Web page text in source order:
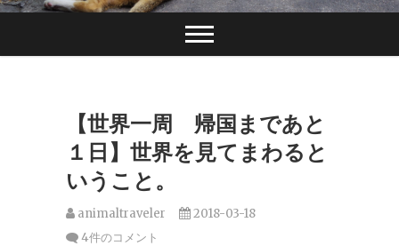
o
【世界一周 帰国まであと
１日】世界を見てまわると
いうこと。
animaltraveler
2018-03-18
4件のコメント